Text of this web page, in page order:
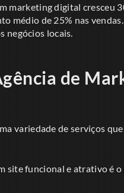
marketing digital cresceu
médio de 25% nas
negócios locais.
de
variedade de serviços
site funcional e atrativo é